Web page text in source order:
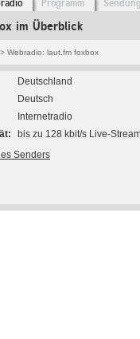
Programm
im Überblick
> Webradio: laut.fm foxbox
Deutschland
Deutsch
Internetradio
bis zu 128 kbit/s Live-
Senders